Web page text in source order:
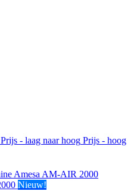
Prijs - laag naar hoog Prijs - hoog
Nieuw!